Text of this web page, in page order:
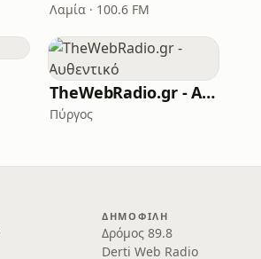
Λαμία · 100.6 FM
TheWebRadio.gr - Aυθεντικό
Πύργος
ΔΗΜΟΦΙΛΉ
Δρόμος 89.8
Derti Web Radio